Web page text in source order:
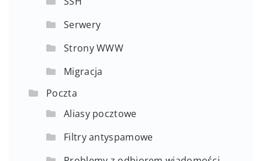
Serwery
Strony WWW
Migracja
Poczta
Aliasy pocztowe
Filtry antyspamowe